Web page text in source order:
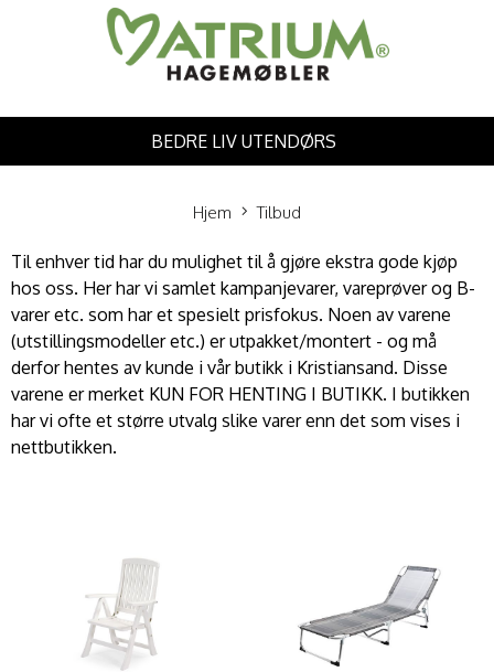
BEDRE LIV UTENDØRS
Hjem Tilbud
Til enhver tid har du mulighet til å gjøre ekstra gode kjøp
hos oss. Her har vi samlet kampanjevarer, vareprøver og B-
varer etc. som har et spesielt prisfokus. Noen av varene
(utstillingsmodeller etc.) er utpakket/montert - og må
derfor hentes av kunde i vår butikk i Kristiansand. Disse
varene er merket KUN FOR HENTING I BUTIKK. I butikken
har vi ofte et større utvalg slike varer enn det som vises i
nettbutikken.